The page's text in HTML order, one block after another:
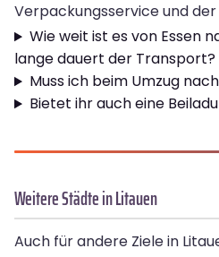
Verpackungsservice und
Wie weit ist es von Essen
lange dauert der Transport?
Muss ich beim Umzug
Bietet ihr auch eine
Weitere Städte in Litauen
Auch für andere Ziele in